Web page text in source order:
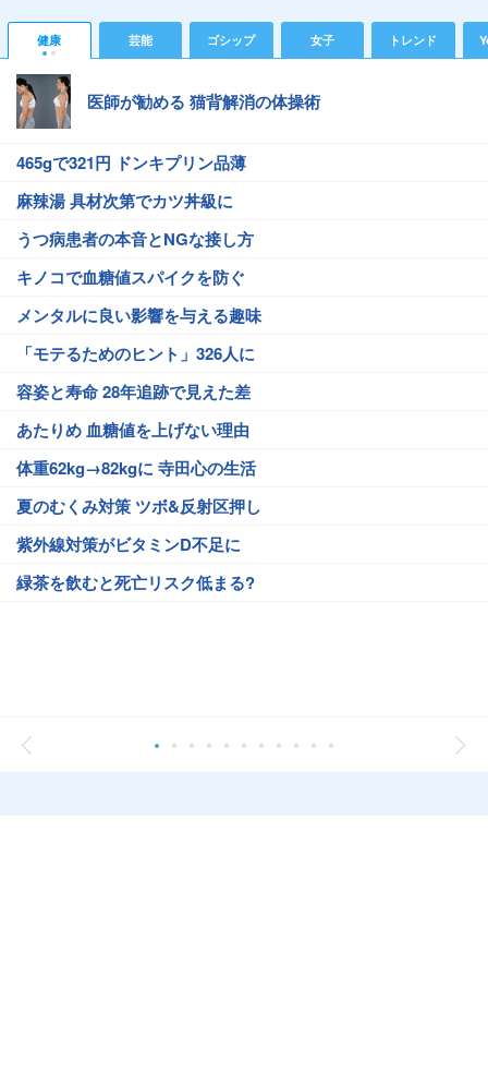
健康 芸能 ゴシップ 女子 トレンド
医師が勧める 猫背解消の体操術
465gで321円 ドンキプリン品薄
麻辣湯 具材次第でカツ丼級に
うつ病患者の本音とNGな接し方
キノコで血糖値スパイクを防ぐ
メンタルに良い影響を与える趣味
「モテるためのヒント」326人に
容姿と寿命 28年追跡で見えた差
あたりめ 血糖値を上げない理由
体重62kg→82kgに 寺田心の生活
夏のむくみ対策 ツボ&反射区押し
紫外線対策がビタミンD不足に
緑茶を飲むと死亡リスク低まる?